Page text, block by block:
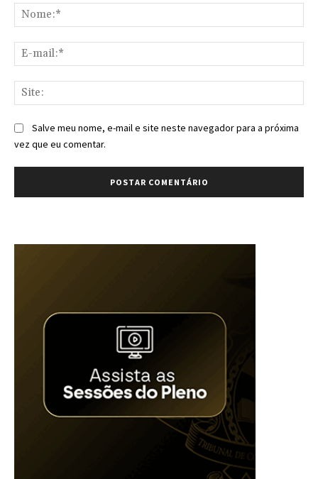
Salve meu nome, e-mail e site neste navegador para a próxima
vez que eu comentar.